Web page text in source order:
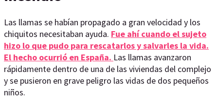
Las llamas se habían propagado a gran velocidad y los
chiquitos necesitaban ayuda. Fue ahí cuando el sujeto
hizo lo que pudo para rescatarlos y salvarles la vida.
El hecho ocurrió en España. Las llamas avanzaron
rápidamente dentro de una de las viviendas del complejo
y se pusieron en grave peligro las vidas de dos pequeños
niños.